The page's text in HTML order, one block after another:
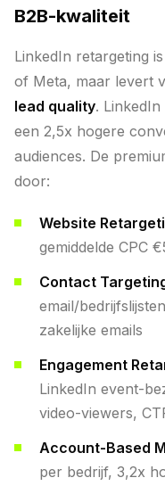
B2B-kwaliteit
LinkedIn retargeting
of Meta, maar levert
lead quality.
een 2,5x hogere
audiences. De
door:
Website
gemiddelde CPC
Contact
email/
zakelijke emails
Engagement
LinkedIn event-
video-viewers,
Account-Based
per bedrijf, 3,2x